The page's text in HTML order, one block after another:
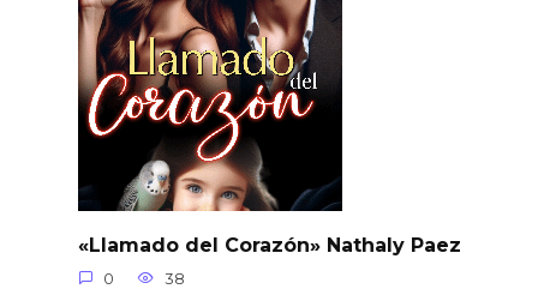
«Llamado del Corazón» Nathaly Paez
0 38